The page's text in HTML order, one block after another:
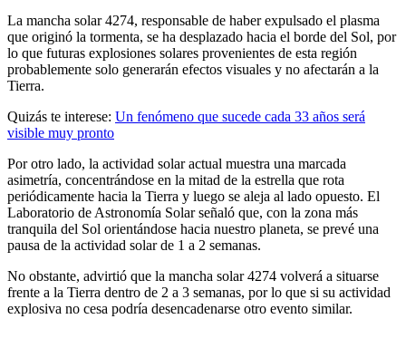
La mancha solar 4274, responsable de haber expulsado el plasma
que originó la tormenta, se ha desplazado hacia el borde del Sol, por
lo que futuras explosiones solares provenientes de esta región
probablemente solo generarán efectos visuales y no afectarán a la
Tierra.
Quizás te interese: Un fenómeno que sucede cada 33 años será
visible muy pronto
Por otro lado, la actividad solar actual muestra una marcada
asimetría, concentrándose en la mitad de la estrella que rota
periódicamente hacia la Tierra y luego se aleja al lado opuesto. El
Laboratorio de Astronomía Solar señaló que, con la zona más
tranquila del Sol orientándose hacia nuestro planeta, se prevé una
pausa de la actividad solar de 1 a 2 semanas.
No obstante, advirtió que la mancha solar 4274 volverá a situarse
frente a la Tierra dentro de 2 a 3 semanas, por lo que si su actividad
explosiva no cesa podría desencadenarse otro evento similar.